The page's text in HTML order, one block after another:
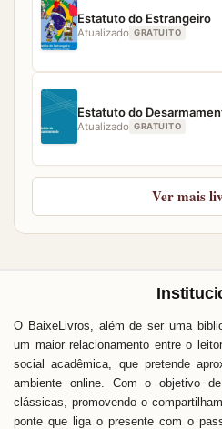
Estatuto do Estrangeiro
Atualizado GRATUITO
Estatuto do
Atualizado GRATUITO
Ver mais
O BaixeLivros, além de ser uma
um maior relacionamento entre o
social acadêmica, que pretende
ambiente online. Com o objetivo
clássicas, promovendo o
ponte que liga o presente com o